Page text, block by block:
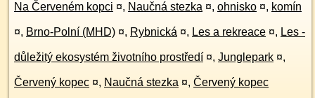
Na Červeném kopci ¤, Naučná stezka ¤, ohnisko ¤, komín
¤, Brno-Polní (MHD) ¤, Rybnická ¤, Les a rekreace ¤, Les -
důležitý ekosystém životního prostředí ¤, Junglepark ¤,
Červený kopec ¤, Naučná stezka ¤, Červený kopec